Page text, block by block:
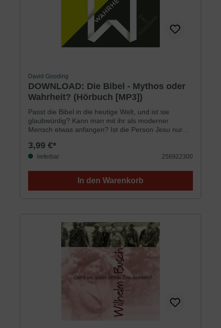
David Gooding
DOWNLOAD: Die Bibel - Mythos oder
Wahrheit? (Hörbuch [MP3])
Passt die Bibel in die heutige Welt, und ist sie
glaubwürdig? Kann man mit ihr als moderner
Mensch etwas anfangen? Ist die Person Jesu nur
ich persönlich davon betroffen? Das sind einige der
Themen, auf die der Autor in erfrischender Art und
Gooding behandelt diese Fragen vor
Naturwissenschaftlern an der Universität in Belfast,
Nordirland.Laufzeit: 102 Minuten195 MB
3,99 €*
lieferbar 256922300
In den Warenkorb